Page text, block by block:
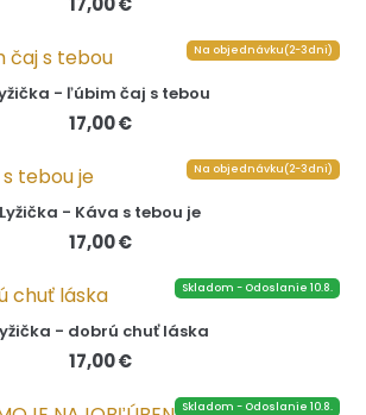
Na objednávku(2-3dni)
- ľúbim čaj s tebou
17,00 €
Na objednávku(2-3dni)
Lyžička - Káva s tebou je
17,00 €
Skladom - Odoslanie 10.8.
- dobrú chuť láska
17,00 €
Skladom - Odoslanie 10.8.